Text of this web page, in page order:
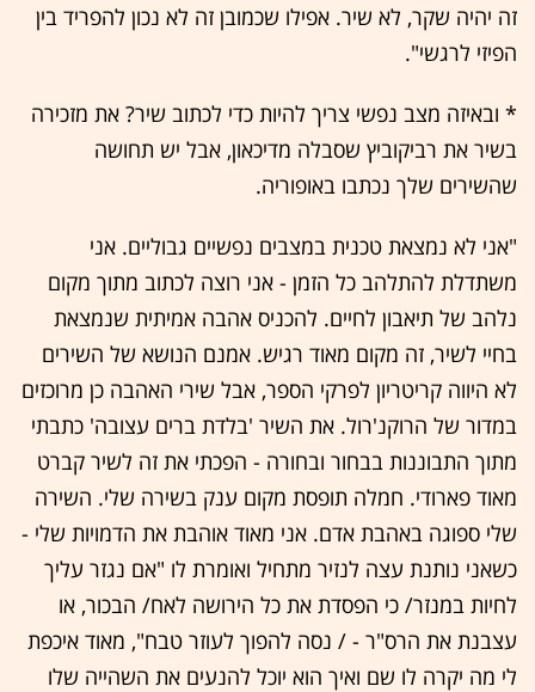
זה יהיה שקר, לא שיר. אפילו שכמובן זה לא נכון להפריד בין
הפיזי לרגשי".
* ובאיזה מצב נפשי צריך להיות כדי לכתוב שיר? את מזכירה
בשיר את רביקוביץ שסבלה מדיכאון, אבל יש תחושה
שהשירים שלך נכתבו באופוריה.
"אני לא נמצאת טכנית במצבים נפשיים גבוליים. אני
משתדלת להתלהב כל הזמן - אני רוצה לכתוב מתוך מקום
נלהב של תיאבון לחיים. להכניס אהבה אמיתית שנמצאת
בחיי לשיר, זה מקום מאוד רגיש. אמנם הנושא של השירים
לא היווה קריטריון לפרקי הספר, אבל שירי האהבה כן מרוכזים
במדור של הרוקנ'רול. את השיר 'בלדת ברים עצובה' כתבתי
מתוך התבוננות בבחור ובחורה - הפכתי את זה לשיר קברט
מאוד פארודי. חמלה תופסת מקום ענק בשירה שלי. השירה
שלי ספוגה באהבת אדם. אני מאוד אוהבת את הדמויות שלי -
כשאני נותנת עצה לנזיר מתחיל ואומרת לו "אם נגזר עליך
לחיות במנזר/ כי הפסדת את כל הירושה לאח/ הבכור, או
עצבנת את הרס"ר - / נסה להפוך לעוזר טבח", מאוד איכפת
לי מה יקרה לו שם ואיך הוא יוכל להנעים את השהייה שלו